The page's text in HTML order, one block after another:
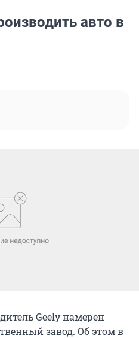
авто в
Geely намерен
завод. Об этом в